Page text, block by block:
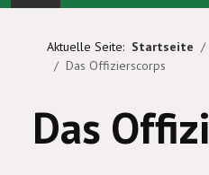
ABTEILUNGEN
KÖNIG UND PRINZEN
Aktuelle Seite: Startseite
Das Offizierscorps
Das